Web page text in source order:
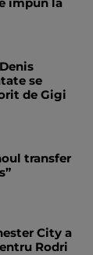
se
de Gigi
transfer
City a
Rodri